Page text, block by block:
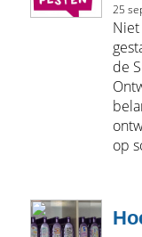
25
de
op